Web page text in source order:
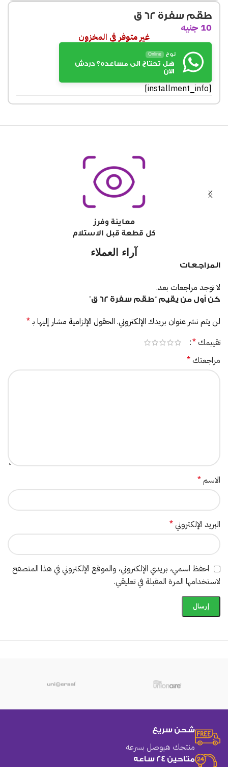
طقم سفرة 62 ق
10 جنيه
غير متوفر في المخزون
نوح Online
هل تحتاج الى مساعده؟ دردش
الان
[installment_info]
معاينة وفرز
كل قطعة قبل الاستلام
آراء العملاء
المراجعات
لا توجد مراجعات بعد.
كن أول من يقيم “طقم سفرة 62 ق”
لن يتم نشر عنوان بريدك الإلكتروني. الحقول الإلزامية مشار إليها بـ*
تقييمك*
مراجعتك*
الاسم*
البريد الإلكتروني*
احفظ اسمي، بريدي الإلكتروني، والموقع الإلكتروني في هذا المتصفح
لاستخدامها المرة المقبلة في تعليقي.
شحن سريع
منتجك هيوصل بسرعه
متاحين 24 ساعه